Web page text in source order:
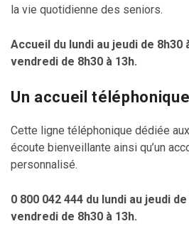
la vie quotidienne des seniors.
Accueil du lundi au jeudi de 8h30
vendredi de 8h30 à 13h.
Un accueil téléphonique
Cette ligne téléphonique dédiée
écoute bienveillante ainsi qu’un
personnalisé.
0 800 042 444 du lundi au jeudi
vendredi de 8h30 à 13h.